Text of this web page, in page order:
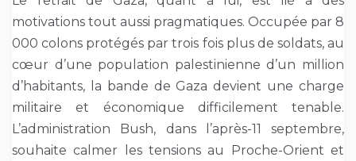
motivations tout aussi pragmatiques. Occupée par 8
000 colons protégés par trois fois plus de soldats, au
cœur d’une population palestinienne d’un million
d’habitants, la bande de Gaza devient une charge
militaire et économique difficilement tenable.
L’administration Bush, dans l’après-11 septembre,
souhaite calmer les tensions au Proche-Orient et